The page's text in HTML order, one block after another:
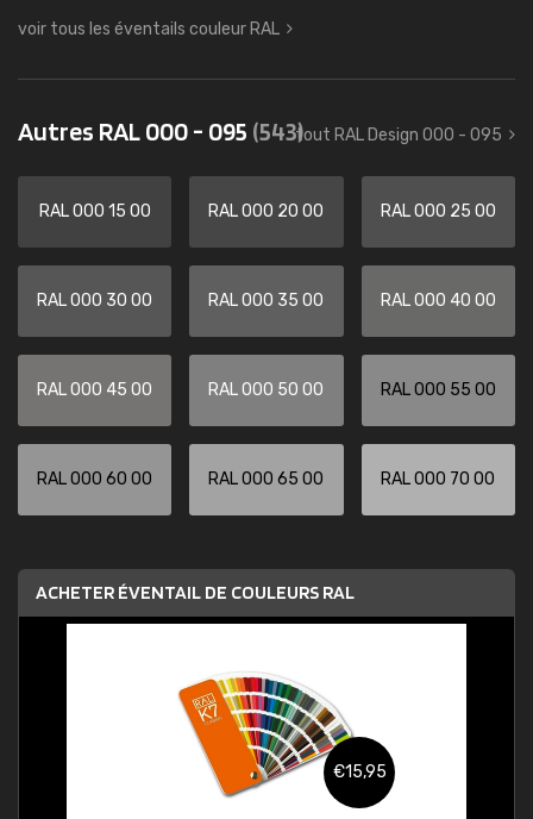
voir tous les éventails couleur RAL
Autres RAL 000 - 095 (543)tout RAL Design 000 - 095
RAL 000 15 00 RAL 000 20 00 RAL 000 25 00
RAL 000 30 00 RAL 000 35 00 RAL 000 40 00
RAL 000 45 00 RAL 000 50 00 RAL 000 55 00
RAL 000 60 00 RAL 000 65 00 RAL 000 70 00
ACHETER ÉVENTAIL DE COULEURS RAL
€15,95